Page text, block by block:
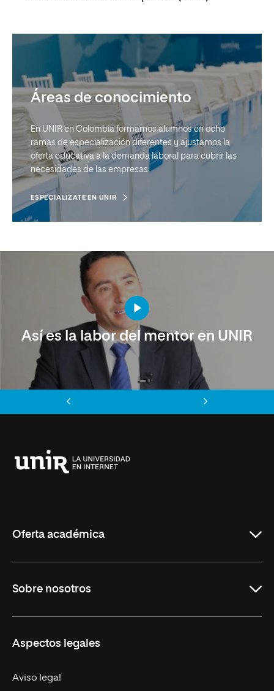
Áreas de conocimiento
En UNIR en Colombia formamos alumnos en ocho
ramas de especialización diferentes y ajustamos la
oferta educativa a la demanda laboral para cubrir las
necesidades de las empresas.
ESPECIALÍZATE EN UNIR
Así es la labor del mentor en UNIR
Oferta académica
Maestrías
Sobre nosotros
Trabaja en UNIR
Actualidad
Aspectos legales
Aviso legal